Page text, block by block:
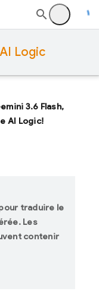
Logic
3.6 Flash,
AI Logic!
traduire le
Les
contenir